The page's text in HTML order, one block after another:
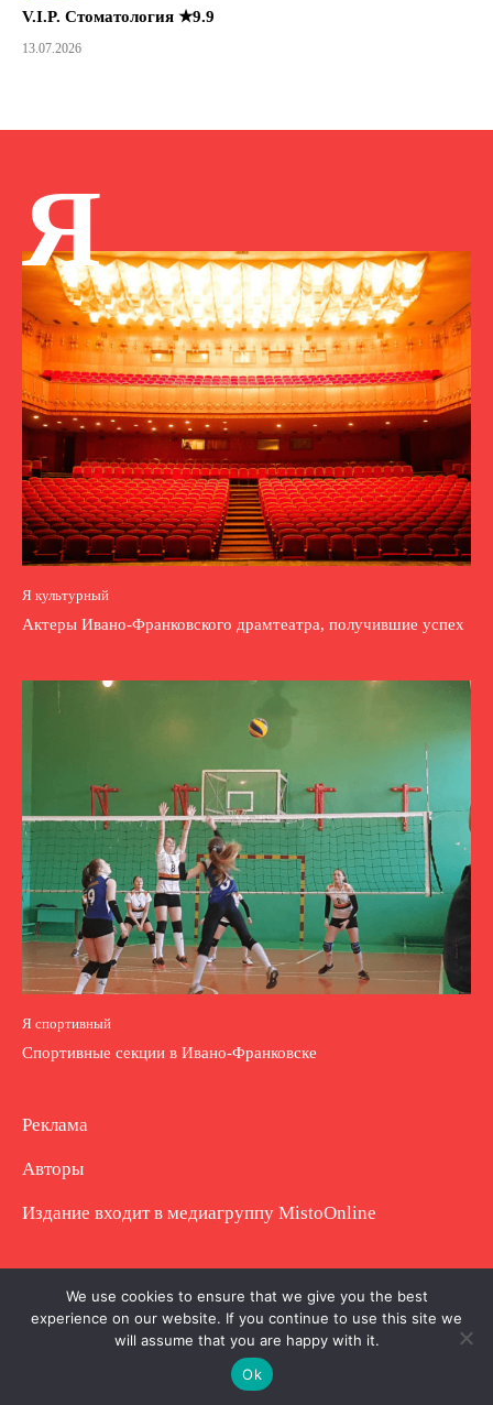
V.I.P. Стоматология ★9.9
13.07.2026
Я
Я культурный
Актеры Ивано-Франковского драмтеатра, получившие успех
Я спортивный
Спортивные секции в Ивано-Франковске
Реклама
Авторы
Издание входит в медиагруппу MistoOnline
Copyright © Полное использование материала
запрещено. Частично разрешено с гиперссылкой.
We use cookies to ensure that we give you the best
experience on our website. If you continue to use this site we
will assume that you are happy with it.
Ok